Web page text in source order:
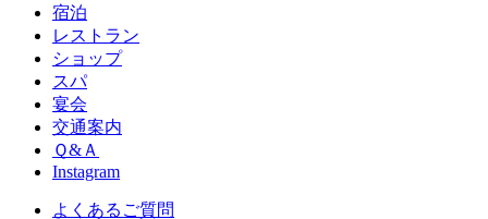
宿泊
レストラン
ショップ
スパ
宴会
交通案内
Ｑ&Ａ
Instagram
よくあるご質問